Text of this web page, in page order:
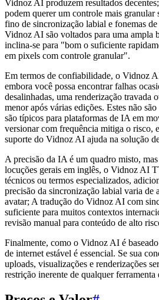
Vidnoz AI produzem resultados
podem querer um controle mais granular
fino de sincronização labial e fonemas
Vidnoz AI são voltados para uma ampla
inclina-se para "bom o suficiente
em pixels com controle granular".
Em termos de confiabilidade, o Vidnoz
embora você possa encontrar falhas
desalinhadas, uma renderização travada
menor após várias edições. Estes não
são típicos para plataformas de IA em
versionar com frequência mitiga o risco,
suporte do Vidnoz AI ajuda na solução
A precisão da IA é um quadro misto,
locuções gerais em inglês, o Vidnoz AI
técnicos ou termos especializados,
precisão da sincronização labial varia de
avatar; A tradução do Vidnoz AI com
suficiente para muitos contextos
revisão manual para conteúdo de alto
Finalmente, como o Vidnoz AI é
de internet estável é essencial. Se sua
uploads, visualizações e renderizações
restrição inerente de qualquer